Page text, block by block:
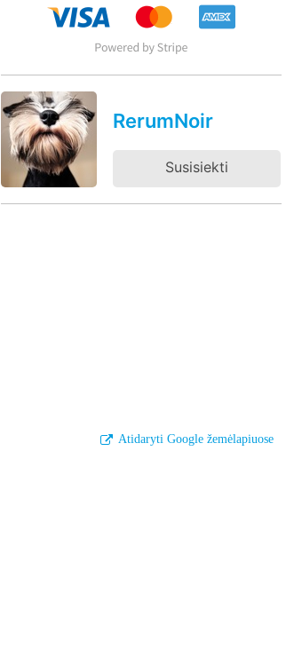
RerumNoir
Susisiekti
Atidaryti Google žemėlapiuose